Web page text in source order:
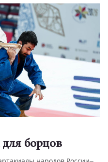
борцов